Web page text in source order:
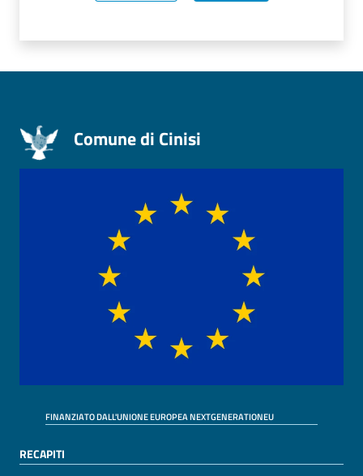
Comune di Cinisi
FINANZIATO DALL'UNIONE EUROPEA NEXTGENERATIONEU
RECAPITI